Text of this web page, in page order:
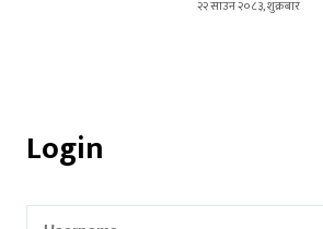
२२ साउन २०८३, शुक्रबार
Login